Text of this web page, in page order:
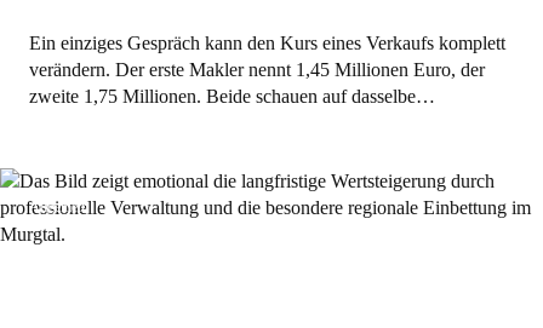
Ein einziges Gespräch kann den Kurs eines Verkaufs komplett
verändern. Der erste Makler nennt 1,45 Millionen Euro, der
zweite 1,75 Millionen. Beide schauen auf dasselbe…
Allgemein